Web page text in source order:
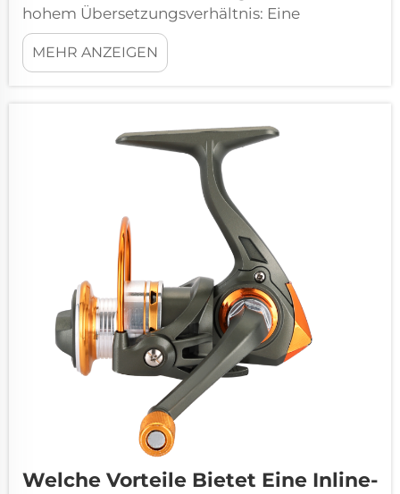
hohem Übersetzungsverhältnis: Eine
Angelrolle mit hohem Übersetzungsverhältnis
wandelt eine einzige Drehung des Griffs in
mehrere Umdrehungen der Spule um.
noch höher. Der unmittelbare ...
MEHR ANZEIGEN
Welche Vorteile Bietet Eine Inline-